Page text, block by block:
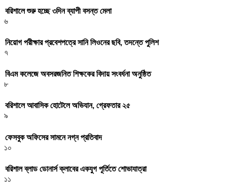
বরিশালে শুরু হচ্ছে ৩দিন ব্যাপী বসন্ত মেলা
৬
নিয়োগ পরীক্ষার প্রবেশপত্রে সানি লিওনের ছবি, তদন্তে পুলিশ
৭
বিএম কলেজে অবসরজনিত শিক্ষকের বিদায় সংবর্ধনা অনুষ্ঠিত
৮
বরিশালে আবাসিক হোটেলে অভিযান, গ্রেফতার ২৫
৯
ফেসবুক অফিসের সামনে নগ্ন প্রতিবাদ
১০
বরিশাল ব্লাড ডোনার্স ক্লাবের একযুগ পূর্তিতে শোভাযাত্রা
১১